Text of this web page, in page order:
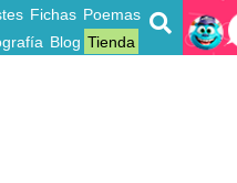
Fichas Poemas
Blog Tienda